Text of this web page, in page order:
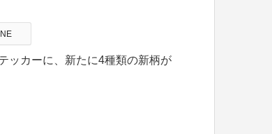
ッカーに、新たに4種類の新柄が